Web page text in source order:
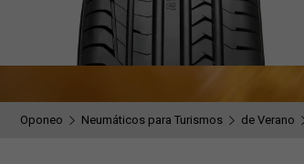
Oponeo Neumáticos para Turismos de Verano